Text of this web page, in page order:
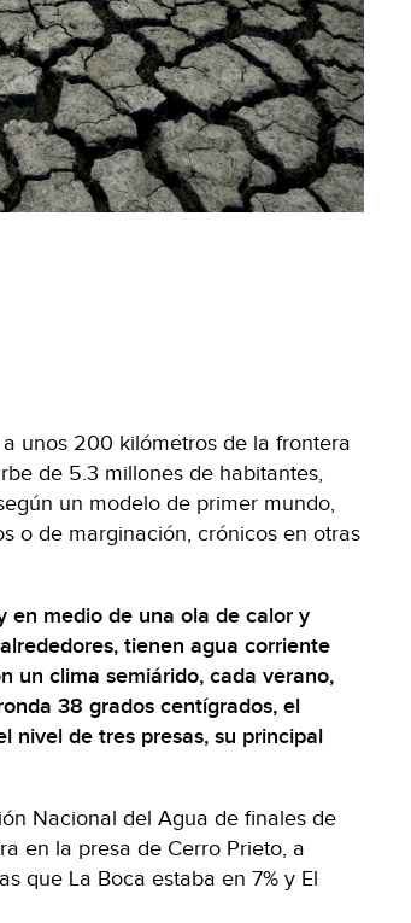
unos 200 kilómetros de la frontera
de 5.3 millones de habitantes,
un modelo de primer mundo,
o de marginación, crónicos en otras
en medio de una ola de calor y
tienen agua corriente
un clima semiárido, cada verano,
38 grados centígrados, el
nivel de tres presas, su principal
Nacional del Agua de finales de
en la presa de Cerro Prieto, a
que La Boca estaba en 7% y El